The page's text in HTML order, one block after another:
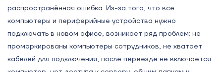
распространённая ошибка. Из-за того, что все
компьютеры и периферийные устройства нужно
подключать в новом офисе, возникает ряд проблем: не
промаркированы компьютеры сотрудников, не хватает
кабелей для подключения, после переезде не включается